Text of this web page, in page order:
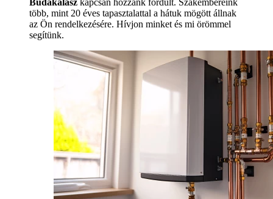
Budakalász kapcsán hozzánk fordult. Szakembereink
több, mint 20 éves tapasztalattal a hátuk mögött állnak
az Ön rendelkezésére. Hívjon minket és mi örömmel
segítünk.